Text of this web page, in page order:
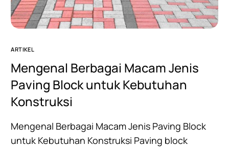
ARTIKEL
Mengenal Berbagai Macam Jenis
Paving Block untuk Kebutuhan
Konstruksi
Mengenal Berbagai Macam Jenis Paving Block
untuk Kebutuhan Konstruksi Paving block